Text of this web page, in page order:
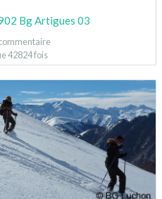
Bg Artigues 03
42824 fois